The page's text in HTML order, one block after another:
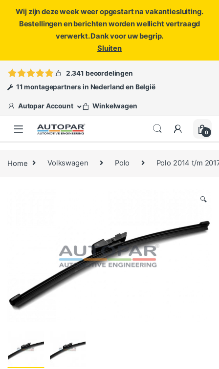
Wij zijn deze week weer opgestart na vakantiesluiting.
Bestellingen en berichten worden wellicht vertraagd
verwerkt. Dank voor uw begrip.
Sluiten
ofopen een ticket
2.341 beoordelingen
11 montagepartners in Nederland en België
Autopar Account Winkelwagen
0
Home Volkswagen Polo Polo 2014 t/m
🔍